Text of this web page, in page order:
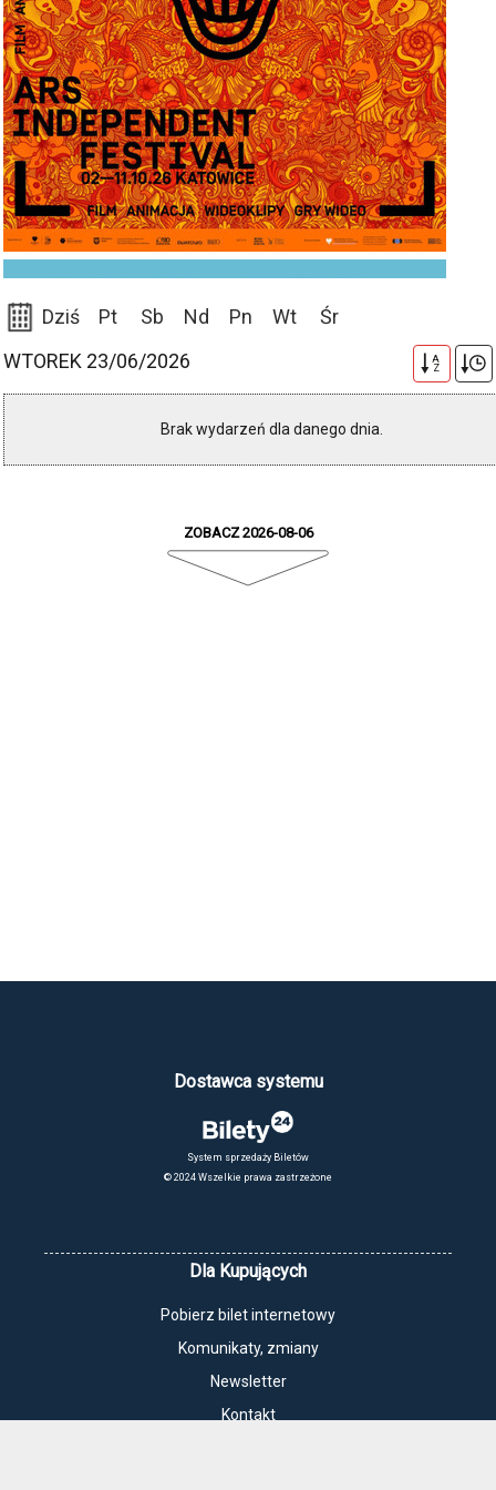
Dziś Pt Sb Nd Pn Wt
Śr
WTOREK 23/06/2026
A
Z
Brak wydarzeń dla danego dnia.
ZOBACZ 2026-08-06
Dostawca systemu
System sprzedaży Biletów
© 2024 Wszelkie prawa zastrzeżone
Dla Kupujących
Pobierz bilet internetowy
Komunikaty, zmiany
Newsletter
Kontakt